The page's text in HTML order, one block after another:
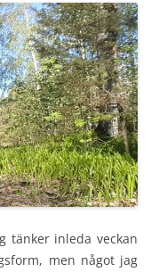
tänker inleda veckan
men något jag